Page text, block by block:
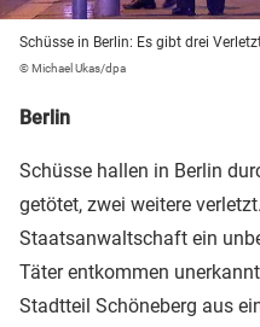
Schüsse in Berlin: Es gibt drei
© Michael Ukas/dpa
Berlin
Schüsse hallen in Berlin
getötet, zwei weitere
Staatsanwaltschaft ein
Täter entkommen
Stadtteil Schöneberg aus